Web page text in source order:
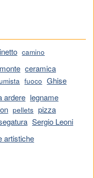
camino
ceramica
fuoco Ghise
ardere legname
pellets pizza
Sergio Leoni
artistiche